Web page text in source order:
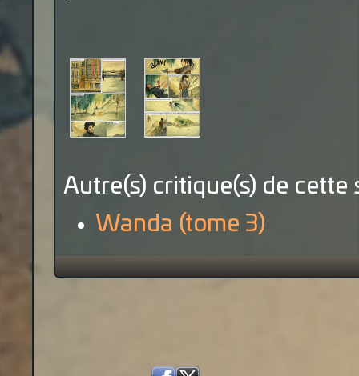
Autre(s) critique(s) de cette
Wanda (tome 3)